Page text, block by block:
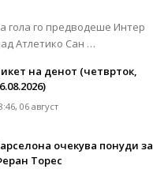
гола го предводеше Интер
Атлетико Сан …
на денот (четврток,
06 август
очекува понуди за
Торес